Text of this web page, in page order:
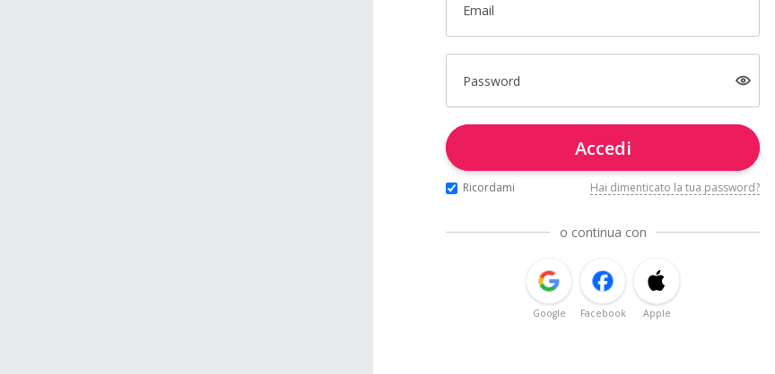
Email
Password
Accedi
Ricordami Hai dimenticato la tua password?
o continua con
Google Facebook Apple